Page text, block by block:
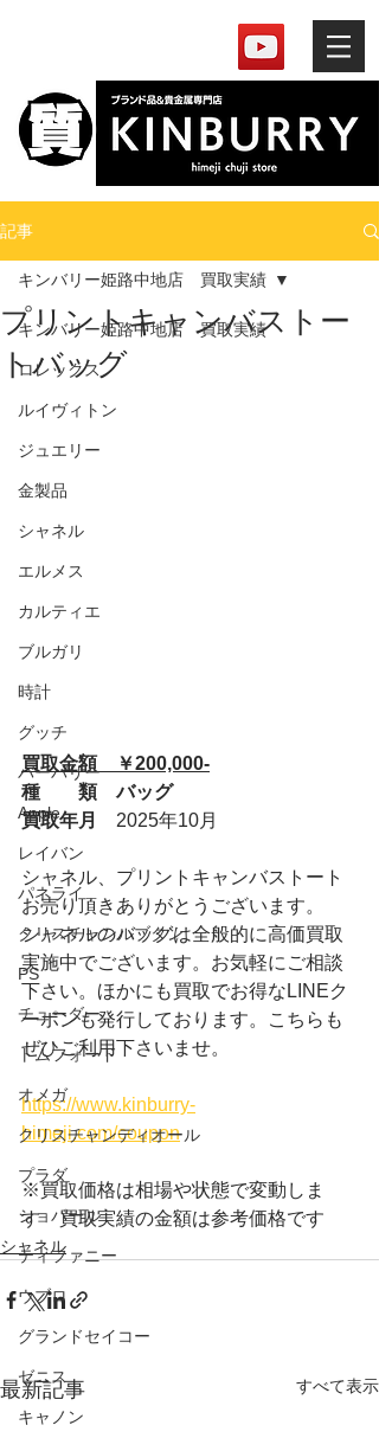
記事
キンバリー姫路中地店 買取実績
ロレックス
ルイヴィトン
ジュエリー
金製品
シャネル
エルメス
カルティエ
ブルガリ
時計
グッチ
バーバリー
Apple
レイバン
パネライ
クリスチャンルブタン
PS
チューダー
トムフォード
オメガ
クリスチャンディオール
プラダ
ショパール
ティファニー
ウブロ
グランドセイコー
ゼニス
キャノン
キンバリー姫路中地店 買取実績
プリントキャンバストー
トバッグ
買取金額　￥200,000-
種　　類　バッグ
買取年月 2025年10月
シャネル、プリントキャンバストート
お売り頂きありがとうございます。
シャネルのバッグは全般的に高価買取
実施中でございます。お気軽にご相談
下さい。ほかにも買取でお得なLINEク
ーポンも発行しております。こちらも
ぜひご利用下さいませ。
https://www.kinburry-
himeji.com/coupon
※買取価格は相場や状態で変動しま
す　買取実績の金額は参考価格です
シャネル
最新記事 すべて表示